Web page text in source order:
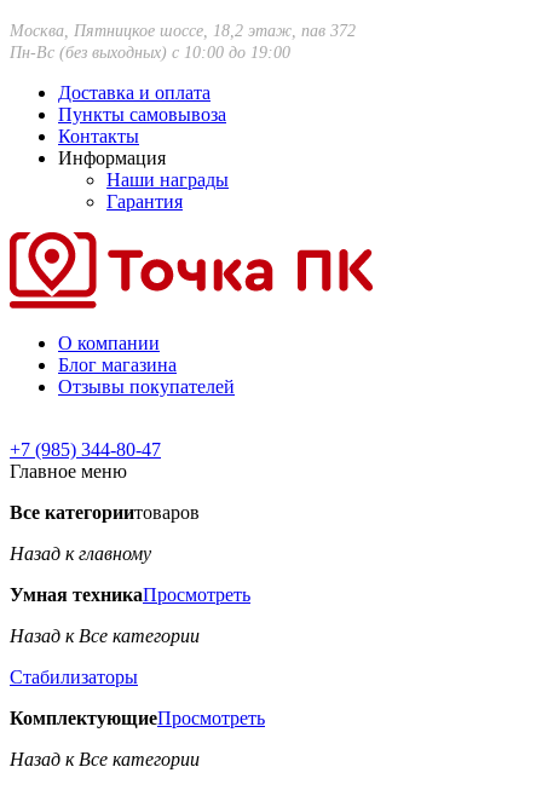
Москва, Пятницкое шоссе, 18,2 этаж, пав 372
Пн-Вс (без выходных) с 10:00 до 19:00
Доставка и оплата
Пункты самовывоза
Контакты
Информация
Наши награды
Гарантия
О компании
Блог магазина
Отзывы покупателей
+7 (985) 344-80-47
Главное меню
Все категориитоваров
Назад к главному
Умная техникаПросмотреть
Назад к Все категории
Стабилизаторы
КомплектующиеПросмотреть
Назад к Все категории